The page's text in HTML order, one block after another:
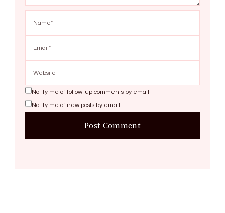
Notify me of follow-up comments by email.
Notify me of new posts by email.